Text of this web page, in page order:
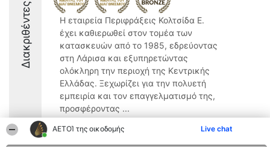
ΑΕΤΟΊ της οικοδομής Live chat
Διακριθέντες
Η εταιρεία Περιφράξεις Κολτσίδα Ε.
έχει καθιερωθεί στον τομέα των
κατασκευών από το 1985, εδρεύοντας
στη Λάρισα και εξυπηρετώντας
ολόκληρη την περιοχή της Κεντρικής
Ελλάδας. Ξεχωρίζει για την πολυετή
εμπειρία και τον επαγγελματισμό της,
προσφέροντας ...
8.5